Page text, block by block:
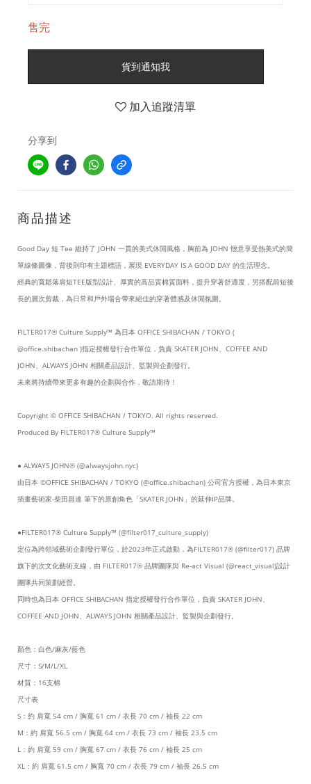
售完
貨到通知我
加入追蹤清單
分享到
商品描述
Good Day 短 Tee 維持了 JOHN 一貫的美式休閒風格，胸前為 JOHN 愜意享受熱美式的簡
單線條圖像，背後則印有主題標語，展現 EVERYDAY IS A GOOD DAY 的生活理念。
經典的寬鬆落肩短TEE版型設計、厚實的高品質棉質面料，提升穿著舒適度，另搭配前短後
長的層次剪裁，為日常和戶外場合帶來絕佳的穿著體感及休閒氛圍。
FILTER017® Culture Supply™ 為日本 OFFICE SHIBACHAN / TOKYO (
@office.shibachan )指定授權發行合作單位，負責 SKATER JOHN、COFFEE AND
JOHN、ALWAYS JOHN 相關產品設計、監製與企劃發行。
未來將持續帶來更多有趣的企劃與合作，敬請期待！
Copyright © OFFICE SHIBACHAN / TOKYO. All rights reserved.
Produced By FILTER017® Culture Supply™
● ALWAYS JOHN® (@alwaysjohn.nyc)
由日本 ©OFFICE SHIBACHAN / TOKYO (@office.shibachan) 公司官方授權，為日本東京
插畫藝術家-柴田昌達 筆下的原創角色「SKATER JOHN」的延伸IP品牌。
●FILTER017® Culture Supply™ (@filter017_culture_supply)
定位為跨領域藝術企劃發行單位，於2023年正式啟動，為FILTER017® (@filter017) 品牌
旗下的次文化藝術支線，由 FILTER017® 品牌團隊與 Re-act Visual (@react_visual)設計
團隊共同策劃經營。
同時也為日本 OFFICE SHIBACHAN 指定授權發行合作單位，負責 SKATER JOHN、
COFFEE AND JOHN、ALWAYS JOHN 相關產品設計、監製與企劃發行。
顏色：白色/麻灰/藍色
尺寸：S/M/L/XL
材質：16支棉
尺寸表
S：約 肩寬 54 cm / 胸寬 61 cm / 衣長 70 cm / 袖長 22 cm
M：約 肩寬 56.5 cm / 胸寬 64 cm / 衣長 73 cm / 袖長 23.5 cm
L：約 肩寬 59 cm / 胸寬 67 cm / 衣長 76 cm / 袖長 25 cm
XL：約 肩寬 61.5 cm / 胸寬 70 cm / 衣長 79 cm / 袖長 26.5 cm